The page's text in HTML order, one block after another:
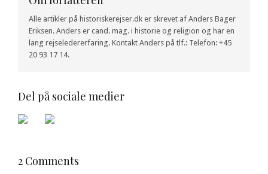
Alle artikler på historiskerejser.dk er skrevet af Anders Bager
Eriksen. Anders er cand. mag. i historie og religion og har en
lang rejseledererfaring. Kontakt Anders på tlf.: Telefon: +45
20 93 17 14.
Del på sociale medier
2 Comments